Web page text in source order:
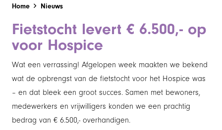
Home Nieuws
Fietstocht levert € 6.500,- op
voor Hospice
Wat een verrassing! Afgelopen week maakten we bekend
wat de opbrengst van de fietstocht voor het Hospice was
– en dat bleek een groot succes. Samen met bewoners,
medewerkers en vrijwilligers konden we een prachtig
bedrag van € 6.500,- overhandigen.